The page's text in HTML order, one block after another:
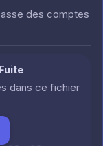
des comptes
dans ce fichier